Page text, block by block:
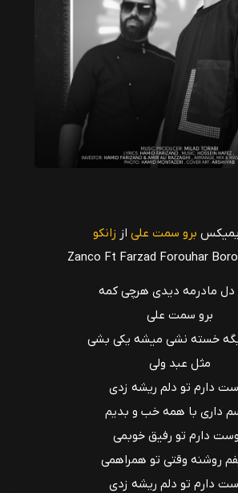
برو سمت علی از زانکو
Zanco Ft Farzad Forouhar
مادرمه دیدی هرچی کمه
برو سمت علی
خسته نشی میشه یکی بشی
مثل عبد ولی
دارم تو دلم ریشه زدی
داری با همه خب و بدیم
دارم تو رفیق خوبمی
روشنه وقتی تو همراهمی
دارم تو دلم ریشه زدی